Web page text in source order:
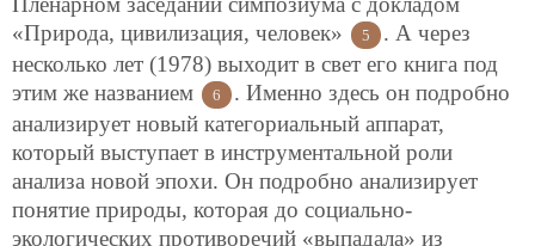
«Природа, цивилизация, человек»
5
. А через
несколько лет (1978) выходит в свет его книга под
этим же названием
6
. Именно здесь он подробно
анализирует новый категориальный аппарат,
который выступает в инструментальной роли
анализа новой эпохи. Он подробно анализирует
понятие природы, которая до социально-
экологических противоречий «выпадала» из